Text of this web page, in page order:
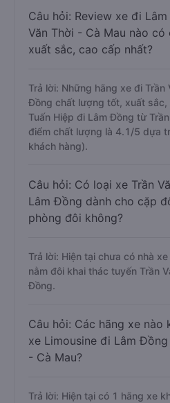
Câu hỏi: Review xe đi
Văn Thời - Cà Mau nào
xuất sắc, cao cấp nhất?
Trả lời: Những hãng xe đi Trần
Đồng chất lượng tốt, xuất sắc,
Tuấn Hiệp đi Lâm Đồng từ
điểm chất lượng là 4.1/5 dựa
khách hàng).
Câu hỏi: Có loại xe Trần
Lâm Đồng dành cho cặp
phòng đôi không?
Trả lời: Hiện tại chưa có nhà
nằm đôi khai thác tuyến Trần
Đồng.
Câu hỏi: Các hãng xe nào
xe Limousine đi Lâm
- Cà Mau?
Trả lời: Hiện tại có 1 hãng xe